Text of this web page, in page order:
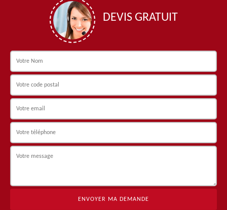
DEVIS GRATUIT